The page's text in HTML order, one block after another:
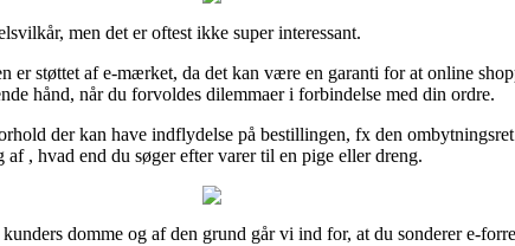
men det er oftest ikke super interessant.
støttet af e-mærket, da det kan være en garanti for at online
hånd, når du forvoldes dilemmaer i forbindelse med din ordre.
der kan have indflydelse på bestillingen, fx den
, hvad end du søger efter varer til en pige eller dreng.
domme og af den grund går vi ind for, at du sonderer e-